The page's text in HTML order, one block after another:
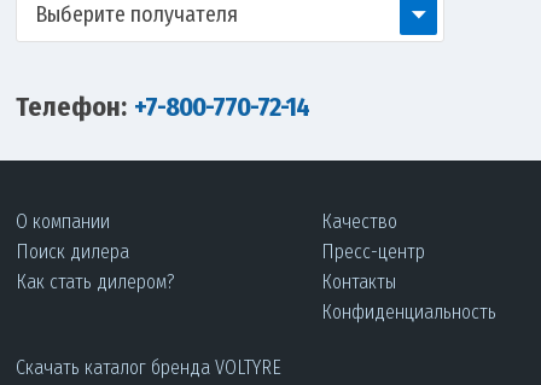
Выберите получателя
Телефон: +7-800-770-72-14
О компании
Поиск дилера
Как стать дилером?
Качество
Пресс-центр
Контакты
Конфиденциальность
Скачать каталог бренда VOLTYRE